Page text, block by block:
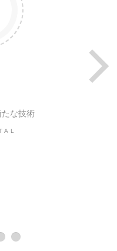
たな技術